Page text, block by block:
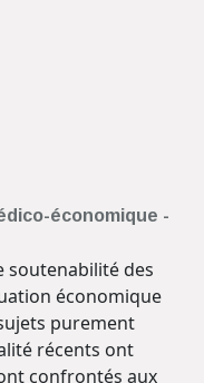
économique -
soutenabilité des
économique
purement
récents ont
confrontés aux